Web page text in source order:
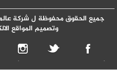
جميع الحقوق محفوظة ل شركة عالم
وتصميم المواقع
شركه تصميم موقع الكتروني شركه